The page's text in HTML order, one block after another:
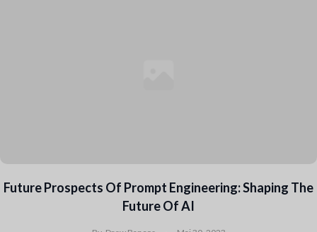
Future Prospects Of Prompt Engineering: Shaping The
Future Of AI